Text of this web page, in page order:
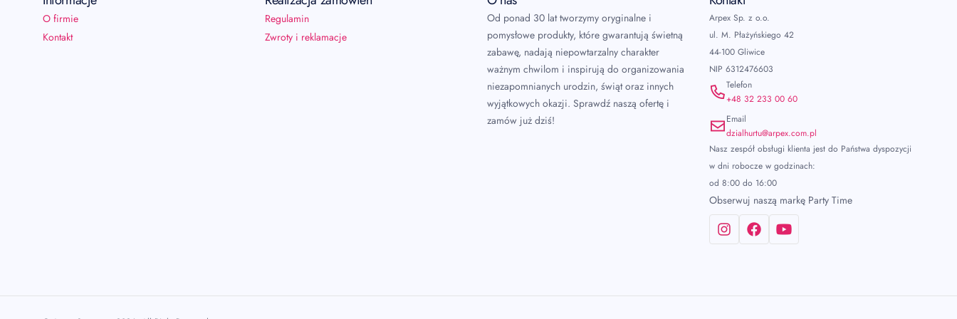
O firmie
Kontakt
Regulamin
Zwroty i reklamacje
Od ponad 30 lat tworzymy oryginalne i
pomysłowe produkty, które gwarantują świetną
zabawę, nadają niepowtarzalny charakter
ważnym chwilom i inspirują do organizowania
niezapomnianych urodzin, świąt oraz innych
wyjątkowych okazji. Sprawdź naszą ofertę i
zamów już dziś!
Arpex Sp. z o.o.
ul. M. Płażyńskiego 42
44-100 Gliwice
NIP 6312476603
Telefon
+48 32 233 00 60
Email
dzialhurtu@arpex.com.pl
Nasz zespół obsługi klienta jest do Państwa dyspozycji
w dni robocze w godzinach:
od 8:00 do 16:00
Obserwuj naszą markę Party Time